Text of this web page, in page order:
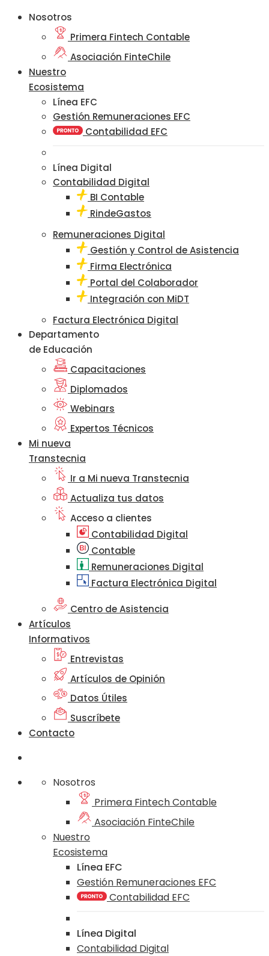
Nosotros
Primera Fintech Contable
Asociación FinteChile
Nuestro
Ecosistema
Línea EFC
Gestión Remuneraciones EFC
Contabilidad EFC
Línea Digital
Contabilidad Digital
BI Contable
RindeGastos
Remuneraciones Digital
Gestión y Control de Asistencia
Firma Electrónica
Portal del Colaborador
Integración con MiDT
Factura Electrónica Digital
Departamento
de Educación
Capacitaciones
Diplomados
Webinars
Expertos Técnicos
Mi nueva
Transtecnia
Ir a Mi nueva Transtecnia
Actualiza tus datos
Acceso a clientes
Contabilidad Digital
Contable
Remuneraciones Digital
Factura Electrónica Digital
Centro de Asistencia
Artículos
Informativos
Entrevistas
Artículos de Opinión
Datos Útiles
Suscríbete
Contacto
Nosotros
Primera Fintech Contable
Asociación FinteChile
Nuestro
Ecosistema
Línea EFC
Gestión Remuneraciones EFC
Contabilidad EFC
Línea Digital
Contabilidad Digital